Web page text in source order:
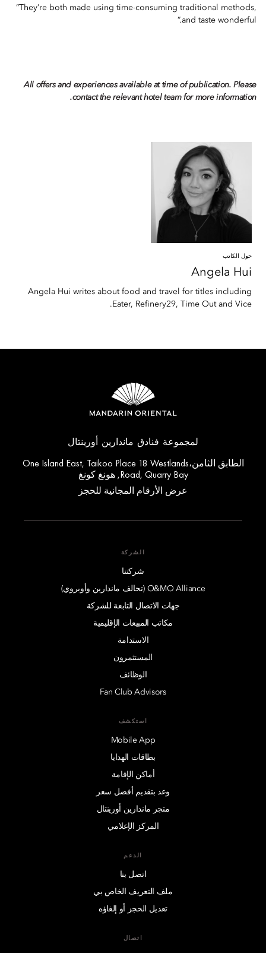
“They’re both made using time-consuming traditional methods,
and taste wonderful.”
All offers and experiences available at time of publication. Please
contact the relevant hotel team for more information.
حول الكاتب
Angela Hui
Angela Hui writes about food and travel for titles including
Eater, Refinery29, Time Out and Vice.
لمجموعة فنادق ماندارين أورينتال
الطابق الثامن،One Island East, Taikoo Place 18 Westlands
Road, Quarry Bay, هونغ كونغ
عرض الأرقام المجانية للحجز
الشركة
شركتنا
O&MO Alliance (تحالف ماندارين وأوبروي)
جهات الاتصال التابعة للشركة
مكاتب المبيعات الإقليمية
الاستدامة
المستثمرون
الوظائف
Fan Club Advisors
استكشف
Mobile App
بطاقات الهدايا
أماكن الإقامة
وعد بتقديم أفضل سعر
متجر ماندارين أورينتال
المركز الإعلامي
الدعم
اتصل بنا
ملف التعريف الخاص بي
تعديل الحجز أو إلغاؤه
اتصال